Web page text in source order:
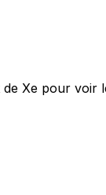
Xe pour voir